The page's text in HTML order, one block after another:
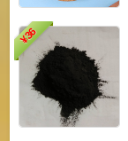
¥
36